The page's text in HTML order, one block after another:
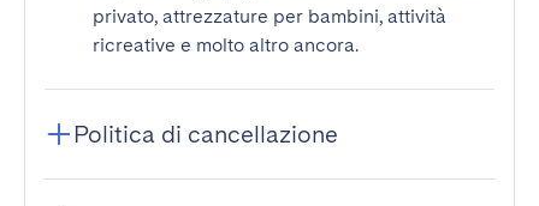
privato, attrezzature per bambini, attività
ricreative e molto altro ancora.
Politica di cancellazione